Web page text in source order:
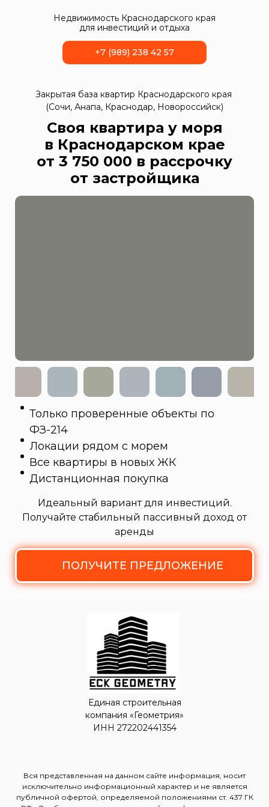
Недвижимость Краснодарского края
для инвестиций и отдыха
+7 (989) 238 42 57
Закрытая база квартир Краснодарского края
(Сочи, Анапа, Краснодар, Новороссийск)
Своя квартира у моря
в Краснодарском крае
от 3 750 000 в рассрочку
от застройщика
Только проверенные объекты по
ФЗ-214
Локации рядом с морем
Все квартиры в новых ЖК
Дистанционная покупка
Идеальный вариант для инвестиций.
Получайте стабильный пассивный доход от
аренды
ПОЛУЧИТЕ ПРЕДЛОЖЕНИЕ
Единая строительная
компания «Геометрия»
ИНН 272202441354
Вся представленная на данном сайте информация, носит
исключительно информационный характер и не является
публичной офертой, определяемой положениями ст. 437 ГК